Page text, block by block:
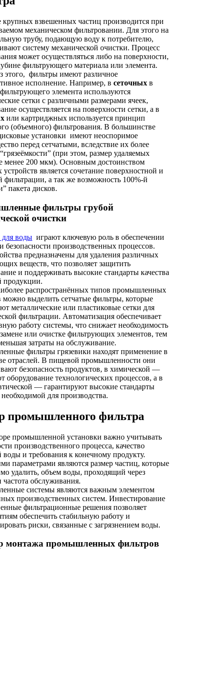
крупных взвешенных частиц производится при
механическом фильтровании. Для этого на
трубу, подающую воду к потребителю,
систему механической очистки. Процесс
может осуществляться либо на поверхности,
фильтрующего материала или элемента.
этого, фильтры имеют различное
исполнение. Например, в сеточных в
фильтрующего элемента используются
сетки с различными размерами ячеек,
осуществляется на поверхности сетки, а в
или картриджных используется принцип
(объемного) фильтрования. В большинстве
установки имеют неоспоримое
перед сетчатыми, вследствие их более
(при этом, размер удаляемых
менее 200 мкм). Основным достоинством
устройств является сочетание поверхностной и
фильтрации, а так же возможность 100%-й
пакета дисков.
фильтры грубой
очистки
воды играют ключевую роль в обеспечении
безопасности производственных процессов.
предназначены для удаления различных
веществ, что позволяет защитить
и поддерживать высокие стандарты качества
продукции.
распространённых типов промышленных
можно выделить сетчатые фильтры, которые
металлические или пластиковые сетки для
фильтрации. Автоматизация обеспечивает
работу системы, что снижает необходимость
или очистке фильтрующих элементов, тем
затраты на обслуживание.
фильтры грязевики находят применение в
отраслей. В пищевой промышленности они
безопасность продуктов, в химической —
оборудование технологических процессов, а в
— гарантируют высокие стандарты
для производства.
промышленного фильтра
промышленной установки важно учитывать
производственного процесса, качество
воды и требования к конечному продукту.
параметрами являются размер частиц, которые
удалить, объем воды, проходящий через
частота обслуживания.
системы являются важным элементом
производственных систем. Инвестирование
фильтрационные решения позволяет
обеспечить стабильную работу и
риски, связанные с загрязнением воды.
монтажа промышленных фильтров